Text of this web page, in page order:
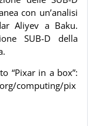
con un’analisi
Aliyev a Baku.
SUB-D della
.
“Pixar in a box”:
computing/pix